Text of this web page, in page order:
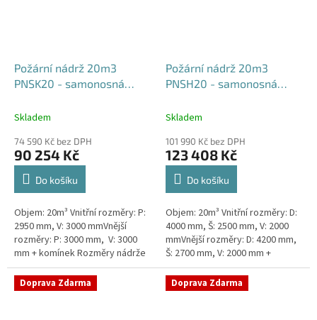
Požární nádrž 20m3
PNSK20 - samonosná
Skladem
74 590 Kč bez DPH
90 254 Kč
Do košíku
Objem: 20m³ Vnitřní rozměry: P:
2950 mm, V: 3000 mmVnější
rozměry: P: 3000 mm, V: 3000
mm + komínek Rozměry nádrže
možno jakkoliv upravit -
vyrobíme nádrž na míru!Nádrž...
Požární nádrž 20m3
PNSH20 - samonosná
Skladem
101 990 Kč bez DPH
123 408 Kč
Do košíku
Objem: 20m³ Vnitřní rozměry: D:
4000 mm, Š: 2500 mm, V: 2000
mmVnější rozměry: D: 4200 mm,
Š: 2700 mm, V: 2000 mm +
komínek Běžná doba dodání 2-3
týdny od objednávky. Rozměry...
Doprava Zdarma Doprava Zdarma